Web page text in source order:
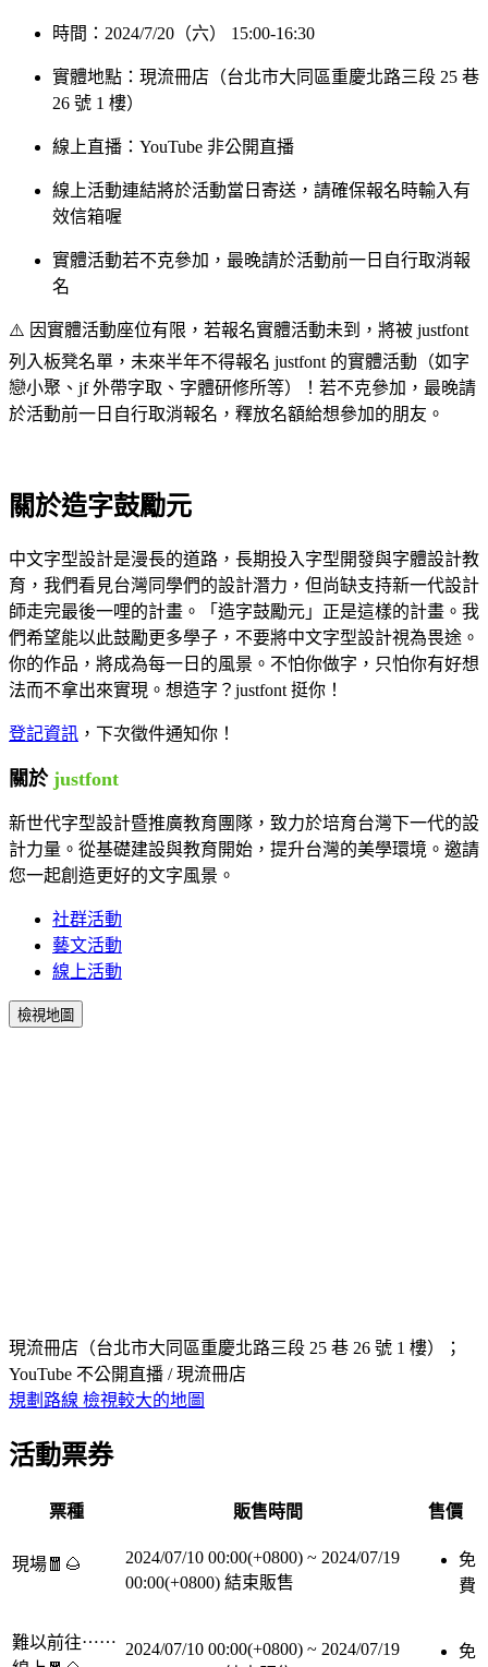
時間：2024/7/20（六） 15:00-16:30
實體地點：現流冊店（台北市大同區重慶北路三段 25 巷
26 號 1 樓）
線上直播：YouTube 非公開直播
線上活動連結將於活動當日寄送，請確保報名時輸入有
效信箱喔
實體活動若不克參加，最晚請於活動前一日自行取消報
名
⚠️ 因實體活動座位有限，若報名實體活動未到，將被 justfont
列入板凳名單，未來半年不得報名 justfont 的實體活動（如字
戀小聚、jf 外帶字取、字體研修所等）！若不克參加，最晚請
於活動前一日自行取消報名，釋放名額給想參加的朋友。
關於造字鼓勵元
中文字型設計是漫長的道路，長期投入字型開發與字體設計教
育，我們看見台灣同學們的設計潛力，但尚缺支持新一代設計
師走完最後一哩的計畫。「造字鼓勵元」正是這樣的計畫。我
們希望能以此鼓勵更多學子，不要將中文字型設計視為畏途。
你的作品，將成為每一日的風景。不怕你做字，只怕你有好想
法而不拿出來實現。想造字？justfont 挺你！
登記資訊 ，下次徵件通知你！
關於 justfont
新世代字型設計暨推廣教育團隊，致力於培育台灣下一代的設
計力量。從基礎建設與教育開始，提升台灣的美學環境。邀請
您一起創造更好的文字風景。
社群活動
藝文活動
線上活動
檢視地圖
現流冊店（台北市大同區重慶北路三段 25 巷 26 號 1 樓）；
YouTube 不公開直播 / 現流冊店
規劃路線 檢視較大的地圖
活動票券
票種 販售時間 售價
現場🧧🌰 2024/07/10 00:00(+0800) ~ 2024/07/19
00:00(+0800) 結束販售
免
費
難以前往⋯⋯ 2024/07/10 00:00(+0800) ~ 2024/07/19
免